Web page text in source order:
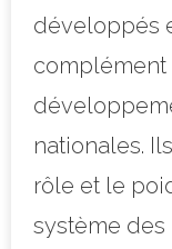
développés
complément
nationales.
rôle et le
système des